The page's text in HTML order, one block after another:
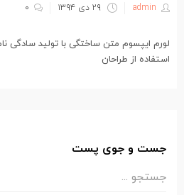
admin
نوشته
۲۹ دی ۱۳۹۴ ۰
لورم ایپسوم متن ساختگی با تولید سادگی
استفاده از طراحان
جست و جوی پست